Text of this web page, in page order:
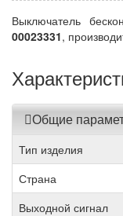
Выключатель
00023331,
Общие
Тип изделия
Страна
Выходной сигнал